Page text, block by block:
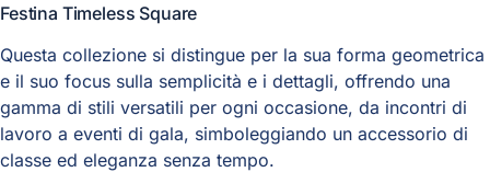
Festina Timeless Square
Questa collezione si distingue per la sua forma geometrica
e il suo focus sulla semplicità e i dettagli, offrendo una
gamma di stili versatili per ogni occasione, da incontri di
lavoro a eventi di gala, simboleggiando un accessorio di
classe ed eleganza senza tempo.